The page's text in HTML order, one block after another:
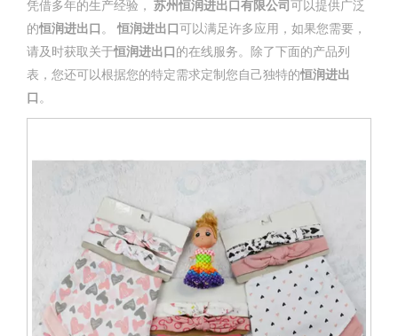
的恒润进出口。恒润进出口可以满足许多应用，如果您需要，
请及时获取关于
恒润进出口的在线服务。除了下面的产品列
表，您还可以根据您的特定需求定制您自己独特的恒润进出
口 。